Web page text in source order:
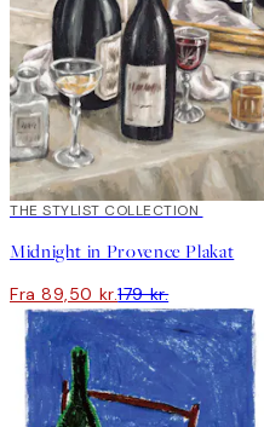
50%*
THE STYLIST COLLECTION
Midnight in Provence Plakat
Fra 89,50 kr.179 kr.